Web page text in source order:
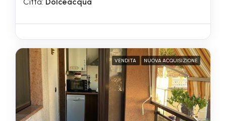
VENDITA NUOVA ACQUISIZIONE